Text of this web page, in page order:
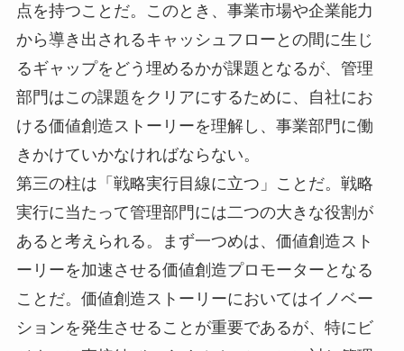
点を持つことだ。このとき、事業市場や企業能力
から導き出されるキャッシュフローとの間に生じ
るギャップをどう埋めるかが課題となるが、管理
部門はこの課題をクリアにするために、自社にお
ける価値創造ストーリーを理解し、事業部門に働
きかけていかなければならない。
第三の柱は「戦略実行目線に立つ」ことだ。戦略
実行に当たって管理部門には二つの大きな役割が
あると考えられる。まず一つめは、価値創造スト
ーリーを加速させる価値創造プロモーターとなる
ことだ。価値創造ストーリーにおいてはイノベー
ションを発生させることが重要であるが、特にビ